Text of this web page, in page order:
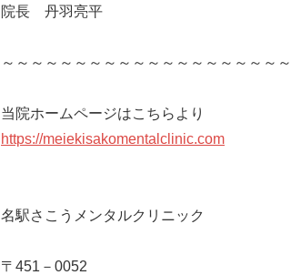
院長 丹羽亮平
～～～～～～～～～～～～～～～～～～～
当院ホームページはこちらより
https://meiekisakomentalclinic.com
名駅さこうメンタルクリニック
〒451－0052